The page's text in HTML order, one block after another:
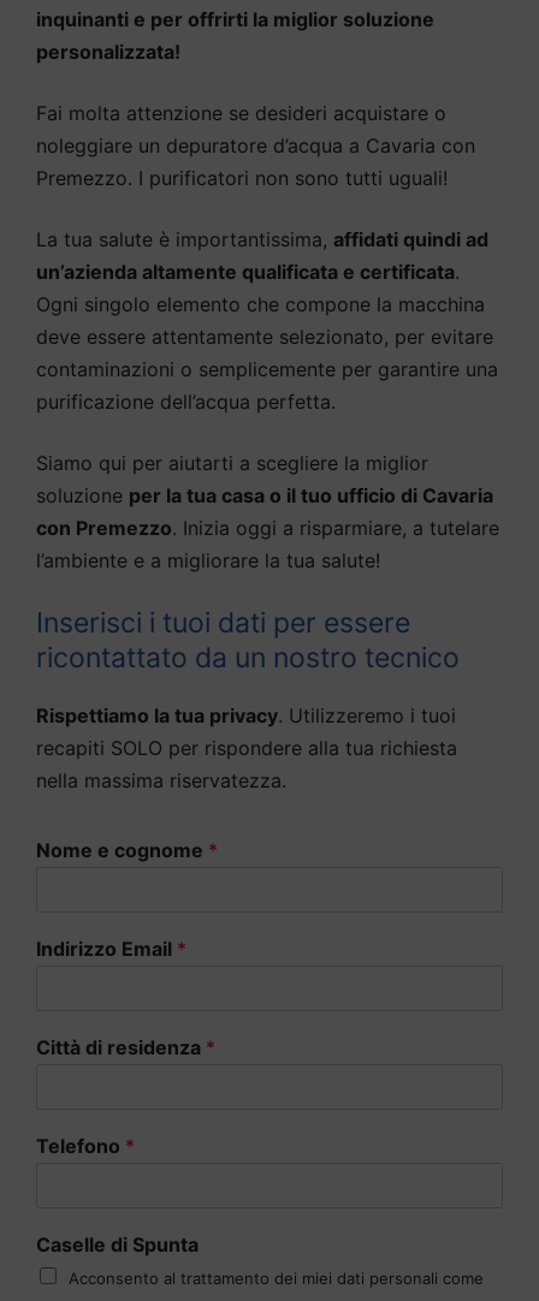
inquinanti e per offrirti la miglior soluzione
personalizzata!
Fai molta attenzione se desideri acquistare o
noleggiare un depuratore d’acqua a Cavaria con
Premezzo. I purificatori non sono tutti uguali!
La tua salute è importantissima, affidati quindi ad
un’azienda altamente qualificata e certificata.
Ogni singolo elemento che compone la macchina
deve essere attentamente selezionato, per evitare
contaminazioni o semplicemente per garantire una
purificazione dell’acqua perfetta.
Siamo qui per aiutarti a scegliere la miglior
soluzione per la tua casa o il tuo ufficio di Cavaria
con Premezzo. Inizia oggi a risparmiare, a tutelare
l’ambiente e a migliorare la tua salute!
Inserisci i tuoi dati per essere
ricontattato da un nostro tecnico
Rispettiamo la tua privacy. Utilizzeremo i tuoi
recapiti SOLO per rispondere alla tua richiesta
nella massima riservatezza.
Nome e cognome *
Indirizzo Email *
Città di residenza *
Telefono *
Caselle di Spunta
Acconsento al trattamento dei miei dati personali come